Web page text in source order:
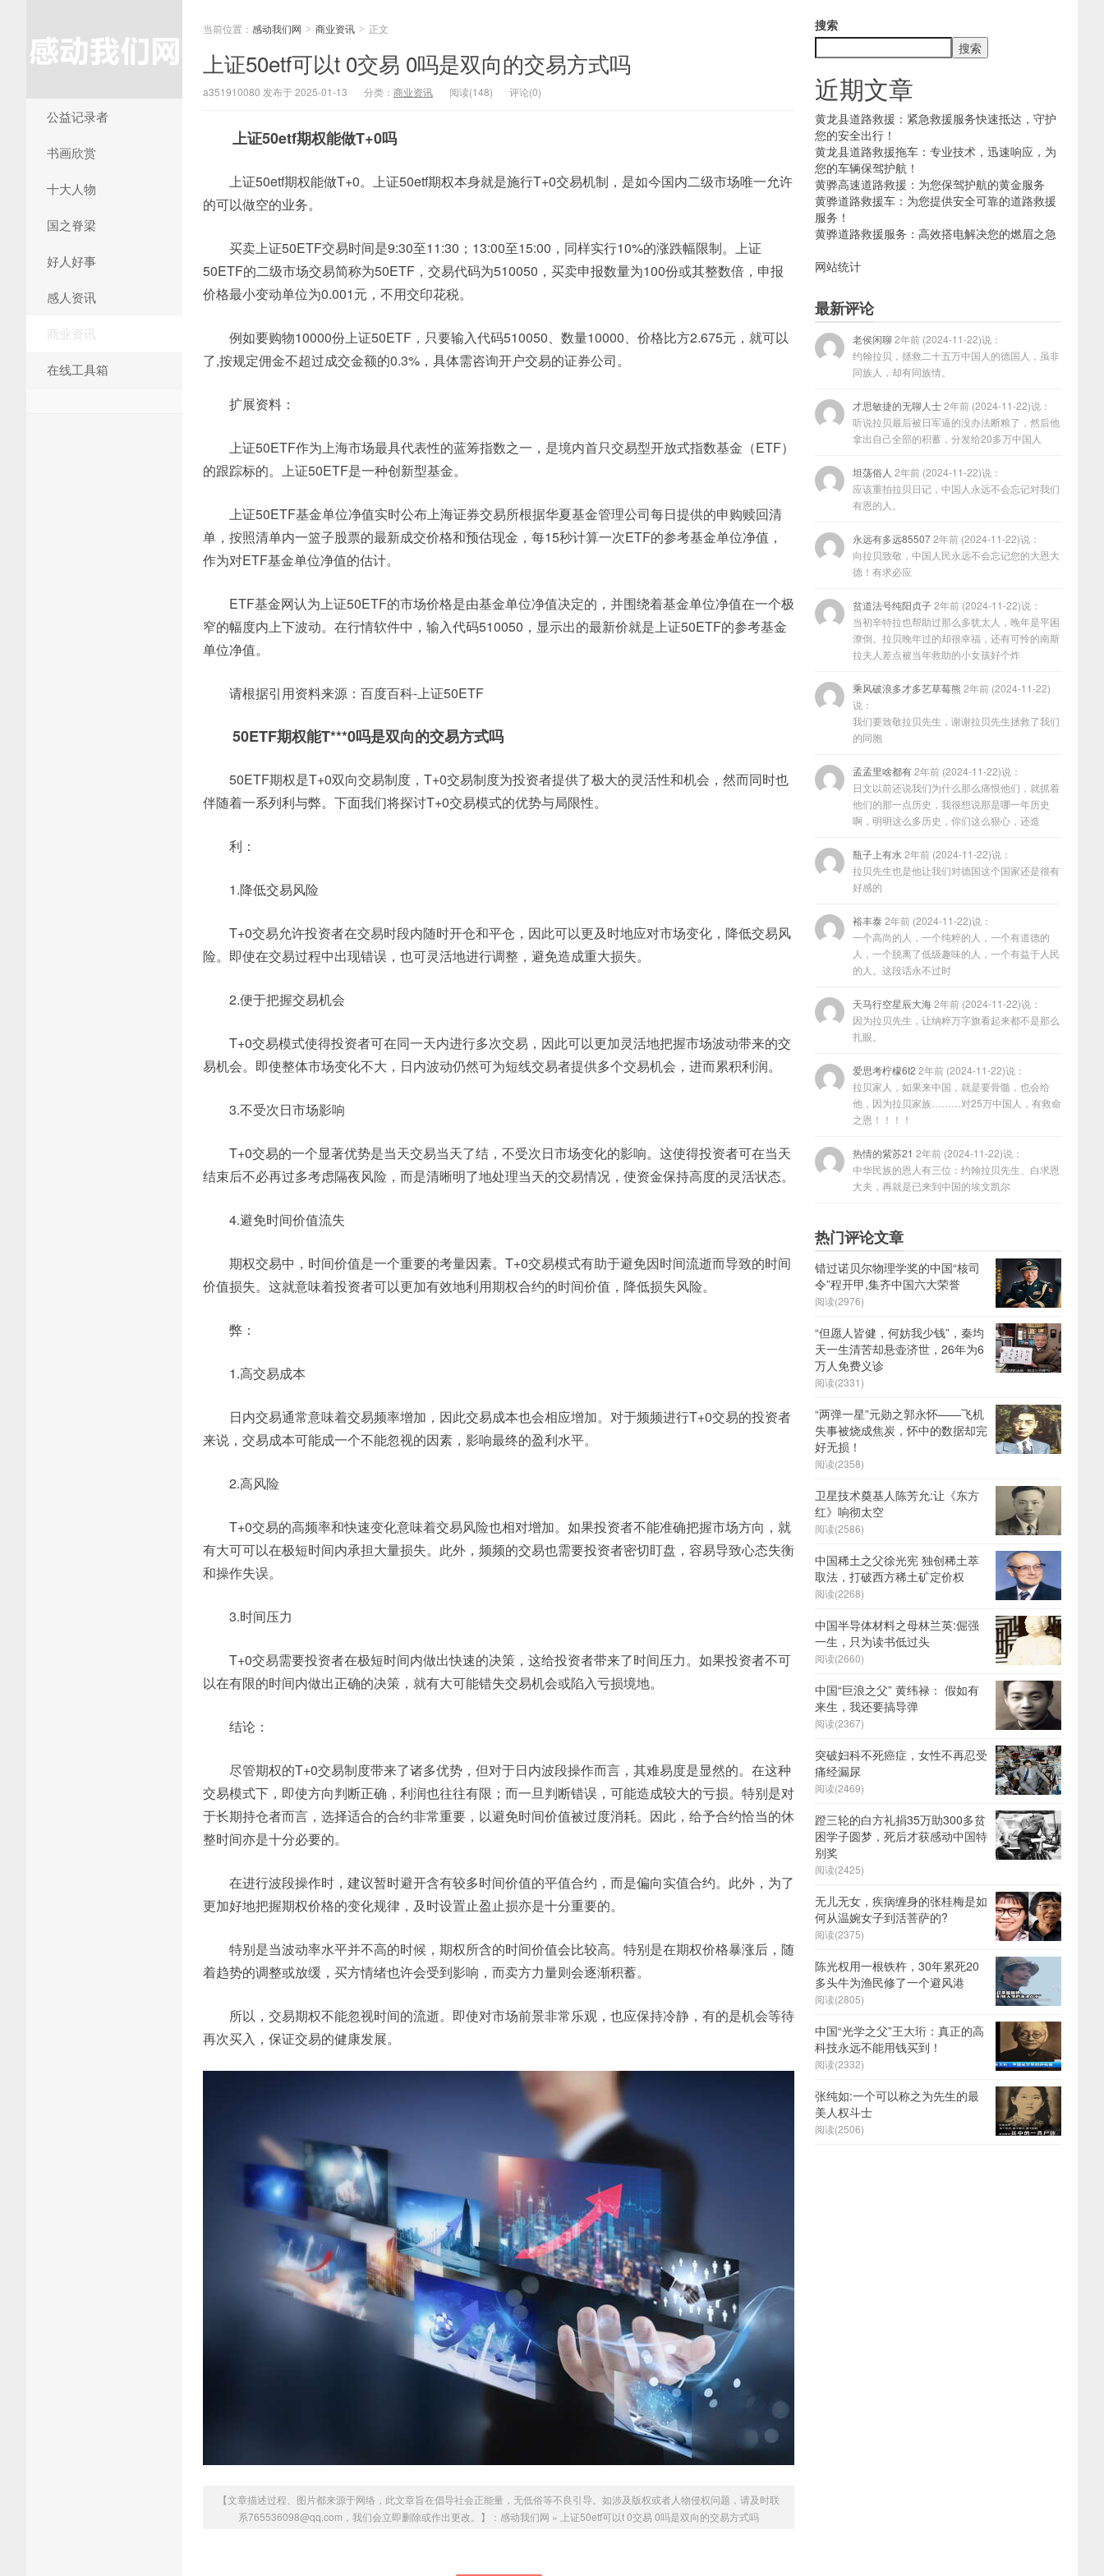
公益记录者
书画欣赏
十大人物
国之脊梁
好人好事
感人资讯
商业资讯
在线工具箱
当前位置： 感动我们网 > 商业资讯 > 正文
上证50etf可以t 0交易 0吗是双向的交易方式吗
a351910080 发布于 2025-01-13 分类： 商业资讯 阅读(148) 评论(0)
上证50etf期权能做T+0吗
上证50etf期权能做T+0。上证50etf期权本身就是施行T+0交易机制，是如今国内二级市场唯一允许
的可以做空的业务。
买卖上证50ETF交易时间是9:30至11:30；13:00至15:00，同样实行10%的涨跌幅限制。上证
50ETF的二级市场交易简称为50ETF，交易代码为510050，买卖申报数量为100份或其整数倍，申报
价格最小变动单位为0.001元，不用交印花税。
例如要购物10000份上证50ETF，只要输入代码510050、数量10000、价格比方2.675元，就可以
了,按规定佣金不超过成交金额的0.3%，具体需咨询开户交易的证券公司。
扩展资料：
上证50ETF作为上海市场最具代表性的蓝筹指数之一，是境内首只交易型开放式指数基金（ETF）
的跟踪标的。上证50ETF是一种创新型基金。
上证50ETF基金单位净值实时公布上海证券交易所根据华夏基金管理公司每日提供的申购赎回清
单，按照清单内一篮子股票的最新成交价格和预估现金，每15秒计算一次ETF的参考基金单位净值，
作为对ETF基金单位净值的估计。
ETF基金网认为上证50ETF的市场价格是由基金单位净值决定的，并围绕着基金单位净值在一个极
窄的幅度内上下波动。在行情软件中，输入代码510050，显示出的最新价就是上证50ETF的参考基金
单位净值。
请根据引用资料来源：百度百科-上证50ETF
50ETF期权能T***0吗是双向的交易方式吗
50ETF期权是T+0双向交易制度，T+0交易制度为投资者提供了极大的灵活性和机会，然而同时也
伴随着一系列利与弊。下面我们将探讨T+0交易模式的优势与局限性。
利：
1.降低交易风险
T+0交易允许投资者在交易时段内随时开仓和平仓，因此可以更及时地应对市场变化，降低交易风
险。即使在交易过程中出现错误，也可灵活地进行调整，避免造成重大损失。
2.便于把握交易机会
T+0交易模式使得投资者可在同一天内进行多次交易，因此可以更加灵活地把握市场波动带来的交
易机会。即使整体市场变化不大，日内波动仍然可为短线交易者提供多个交易机会，进而累积利润。
3.不受次日市场影响
T+0交易的一个显著优势是当天交易当天了结，不受次日市场变化的影响。这使得投资者可在当天
结束后不必再过多考虑隔夜风险，而是清晰明了地处理当天的交易情况，使资金保持高度的灵活状态。
4.避免时间价值流失
期权交易中，时间价值是一个重要的考量因素。T+0交易模式有助于避免因时间流逝而导致的时间
价值损失。这就意味着投资者可以更加有效地利用期权合约的时间价值，降低损失风险。
弊：
1.高交易成本
日内交易通常意味着交易频率增加，因此交易成本也会相应增加。对于频频进行T+0交易的投资者
来说，交易成本可能成一个不能忽视的因素，影响最终的盈利水平。
2.高风险
T+0交易的高频率和快速变化意味着交易风险也相对增加。如果投资者不能准确把握市场方向，就
有大可可以在极短时间内承担大量损失。此外，频频的交易也需要投资者密切盯盘，容易导致心态失衡
和操作失误。
3.时间压力
T+0交易需要投资者在极短时间内做出快速的决策，这给投资者带来了时间压力。如果投资者不可
以在有限的时间内做出正确的决策，就有大可能错失交易机会或陷入亏损境地。
结论：
尽管期权的T+0交易制度带来了诸多优势，但对于日内波段操作而言，其难易度是显然的。在这种
交易模式下，即使方向判断正确，利润也往往有限；而一旦判断错误，可能造成较大的亏损。特别是对
于长期持仓者而言，选择适合的合约非常重要，以避免时间价值被过度消耗。因此，给予合约恰当的休
整时间亦是十分必要的。
在进行波段操作时，建议暂时避开含有较多时间价值的平值合约，而是偏向实值合约。此外，为了
更加好地把握期权价格的变化规律，及时设置止盈止损亦是十分重要的。
特别是当波动率水平并不高的时候，期权所含的时间价值会比较高。特别是在期权价格暴涨后，随
着趋势的调整或放缓，买方情绪也许会受到影响，而卖方力量则会逐渐积蓄。
所以，交易期权不能忽视时间的流逝。即使对市场前景非常乐观，也应保持冷静，有的是机会等待
再次买入，保证交易的健康发展。
【文章描述过程、图片都来源于网络，此文章旨在倡导社会正能量，无低俗等不良引导。如涉及版权或者人物侵权问题，请及时联
系765536098@qq.com，我们会立即删除或作出更改。】： 感动我们网 » 上证50etf可以t 0交易 0吗是双向的交易方式吗
搜索
搜索
近期文章
黄龙县道路救援：紧急救援服务快速抵达，守护
您的安全出行！
黄龙县道路救援拖车：专业技术，迅速响应，为
您的车辆保驾护航！
黄骅高速道路救援：为您保驾护航的黄金服务
黄骅道路救援车：为您提供安全可靠的道路救援
服务！
黄骅道路救援服务：高效搭电解决您的燃眉之急
网站统计
最新评论
老侯闲聊2年前 (2024-11-22)说：
约翰拉贝，拯救二十五万中国人的德国人，虽非
同族人，却有同族情。
才思敏捷的无聊人士2年前 (2024-11-22)说：
听说拉贝最后被日军逼的没办法断粮了，然后他
拿出自己全部的积蓄，分发给20多万中国人
坦荡俗人 2年前 (2024-11-22)说：
应该重拍拉贝日记，中国人永远不会忘记对我们
有恩的人。
永远有多远855072年前 (2024-11-22)说：
向拉贝致敬，中国人民永远不会忘记您的大恩大
德！有求必应
贫道法号纯阳贞子2年前 (2024-11-22)说：
当初辛特拉也帮助过那么多犹太人，晚年是平困
潦倒。拉贝晚年过的却很幸福，还有可怜的南斯
拉夫人差点被当年救助的小女孩好个炸
乘风破浪多才多艺草莓熊 2年前 (2024-11-22)
说：
我们要致敬拉贝先生，谢谢拉贝先生拯救了我们
的同胞
孟孟里啥都有2年前 (2024-11-22)说：
日文以前还说我们为什么那么痛恨他们，就抓着
他们的那一点历史，我很想说那是哪一年历史
啊，明明这么多历史，你们这么狠心，还造
瓶子上有水 2年前 (2024-11-22)说：
拉贝先生也是他让我们对德国这个国家还是很有
好感的
裕丰泰2年前 (2024-11-22)说：
一个高尚的人，一个纯粹的人，一个有道德的
人，一个脱离了低级趣味的人，一个有益于人民
的人。这段话永不过时
天马行空星辰大海2年前 (2024-11-22)说：
因为拉贝先生，让纳粹万字旗看起来都不是那么
扎眼。
爱思考柠檬6t2 2年前 (2024-11-22)说：
拉贝家人，如果来中国，就是要骨髓，也会给
他，因为拉贝家族………对25万中国人，有救命
之恩！！！！
热情的紫苏21 2年前 (2024-11-22)说：
中华民族的恩人有三位：约翰拉贝先生、白求恩
大夫，再就是已来到中国的埃文凯尔
热门评论文章
错过诺贝尔物理学奖的中国“核司
令”程开甲,集齐中国六大荣誉
阅读(2976)
“但愿人皆健，何妨我少钱”，秦均
天一生清苦却悬壶济世，26年为6
万人免费义诊
阅读(2331)
“两弹一星”元勋之郭永怀——飞机
失事被烧成焦炭，怀中的数据却完
好无损！
阅读(2358)
卫星技术奠基人陈芳允:让《东方
红》响彻太空
阅读(2586)
中国稀土之父徐光宪 独创稀土萃
取法，打破西方稀土矿定价权
阅读(2268)
中国半导体材料之母林兰英:倔强
一生，只为读书低过头
阅读(2660)
中国“巨浪之父” 黄纬禄： 假如有
来生，我还要搞导弹
阅读(2367)
突破妇科不死癌症，女性不再忍受
痛经漏尿
阅读(2469)
蹬三轮的白方礼捐35万助300多贫
困学子圆梦，死后才获感动中国特
别奖
阅读(2425)
无儿无女，疾病缠身的张桂梅是如
何从温婉女子到活菩萨的?
阅读(2375)
陈光权用一根铁杵，30年累死20
多头牛为渔民修了一个避风港
阅读(2805)
中国“光学之父”王大珩：真正的高
科技永远不能用钱买到！
阅读(2332)
张纯如:一个可以称之为先生的最
美人权斗士
阅读(2506)